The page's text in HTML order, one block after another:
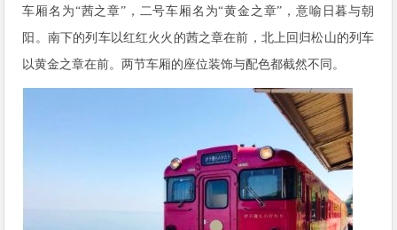
车厢名为“茜之章”，二号车厢名为“黄金之章”，意喻日暮与朝
阳。南下的列车以红红火火的茜之章在前，北上回归松山的列车
以黄金之章在前。两节车厢的座位装饰与配色都截然不同。